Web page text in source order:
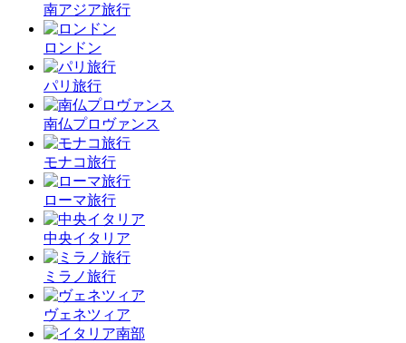
南アジア旅行
ロンドン
パリ旅行
南仏プロヴァンス
モナコ旅行
ローマ旅行
中央イタリア
ミラノ旅行
ヴェネツィア